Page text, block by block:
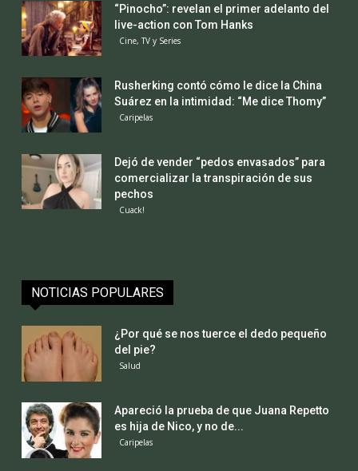
“Pinocho”: revelan el primer adelanto del
live-action con Tom Hanks
Cine, TV y Series
Rusherking contó cómo le dice la China
Suárez en la intimidad: “Me dice Thomy”
Caripelas
Dejó de vender “pedos envasados” para
comercializar la transpiración de sus
pechos
Cuack!
NOTICIAS POPULARES
¿Por qué se nos tuerce el dedo pequeño
del pie?
Salud
Apareció la prueba de que Juana Repetto
es hija de Nico, y no de...
Caripelas